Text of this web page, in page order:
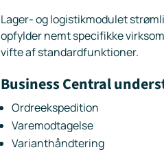
Lager- og logistikmodulet
opfylder nemt specifikke
vifte af standardfunktioner.
Business Central
Ordreekspedition
Varemodtagelse
Varianthåndtering